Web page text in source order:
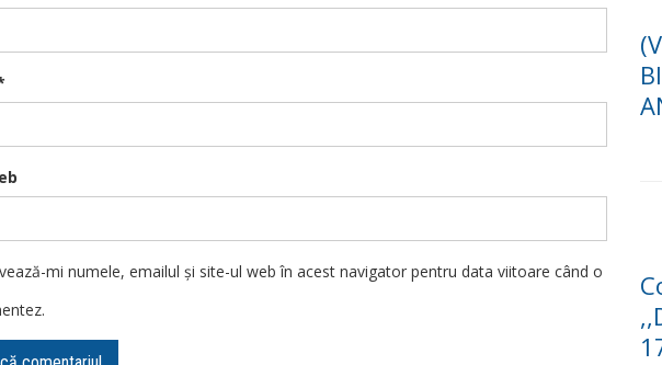
mi numele, emailul și site-ul web în acest navigator pentru data viitoare când o